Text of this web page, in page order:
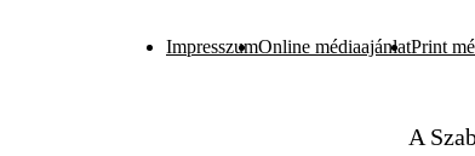
ImpresszumOnline médiaajánlatPrint
A